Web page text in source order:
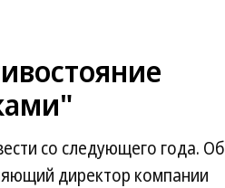
со следующего года. Об
директор компании